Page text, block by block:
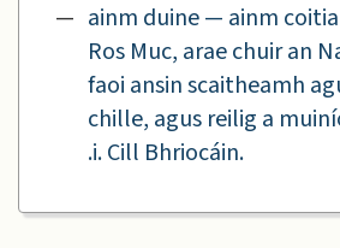
— ainm duine — ainm
Ros Muc, arae chuir an
faoi ansin scaitheamh
chille, agus reilig a
.i. Cill Bhriocáin.